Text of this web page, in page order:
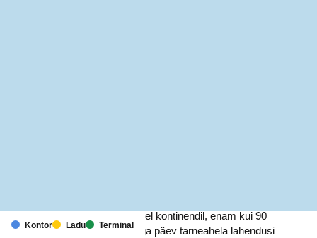
Kontor Ladu Terminal
Meil on kontorid ja rajatised kuuel kontinendil, enam kui 90
riigis. Me pakume ja haldame iga päev tarneahela lahendusi